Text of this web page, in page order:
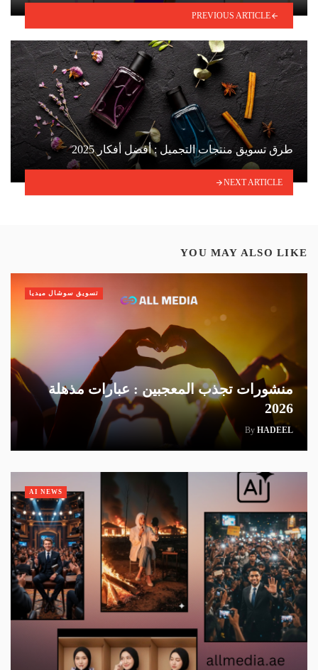
PREVIOUS ARTICLE
طرق تسويق منتجات التجميل : أفضل أفكار 2025
NEXT ARTICLE
YOU MAY ALSO LIKE
منشورات تجذب المعجبين : عبارات مذهلة
2026
By HADEEL
تسويق سوشال ميديا
AI NEWS